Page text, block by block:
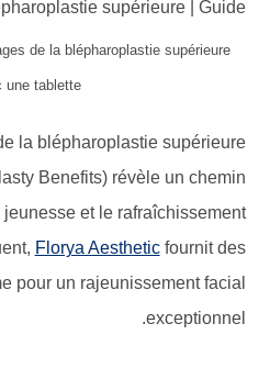
de la blépharoplastie supérieure
une tablette.
la blépharoplastie supérieure
Benefits) révèle un chemin
et le rafraîchissement
Florya Aestheticfournit des
pour un rajeunissement facial
exceptionnel.